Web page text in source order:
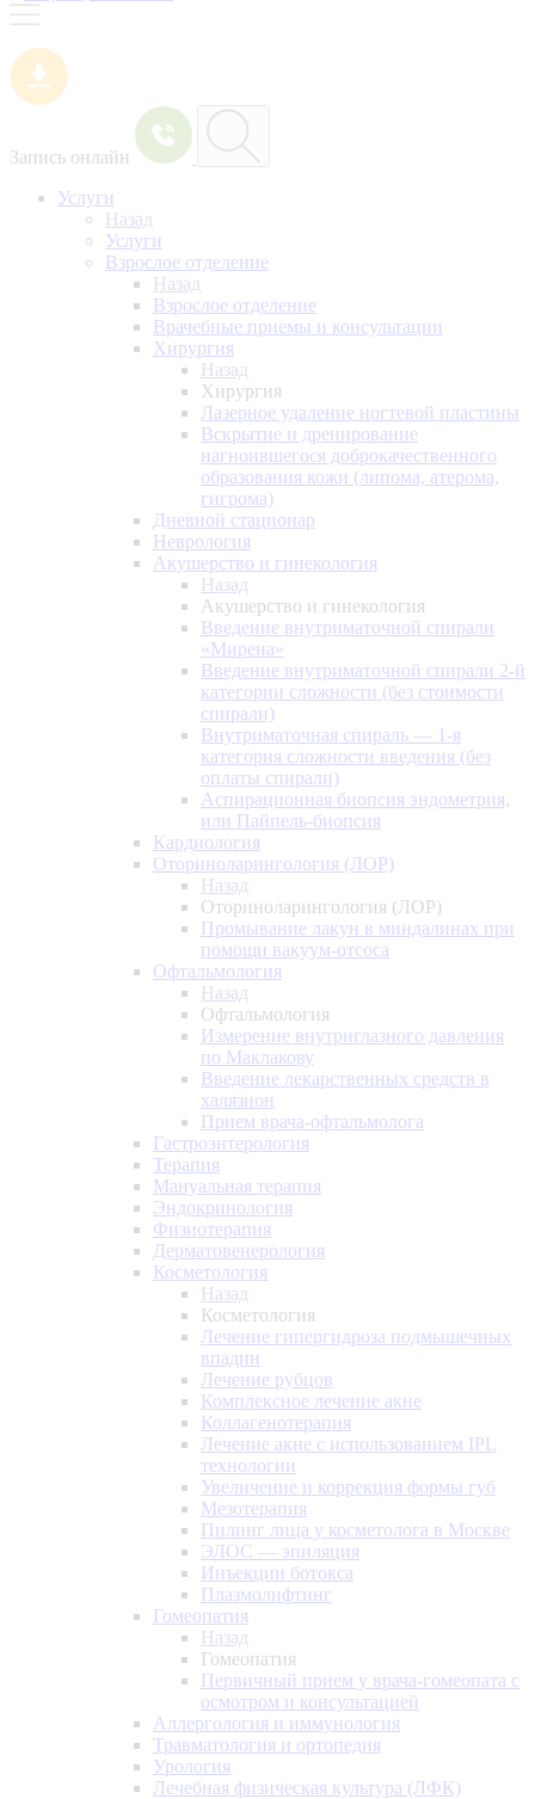
Запись онлайн
Услуги
Назад
Услуги
Взрослое отделение
Назад
Взрослое отделение
Врачебные приемы и консультации
Хирургия
Назад
Хирургия
Лазерное удаление ногтевой пластины
Вскрытие и дренирование
нагноившегося доброкачественного
образования кожи (липома, атерома,
гигрома)
Дневной стационар
Неврология
Акушерство и гинекология
Назад
Акушерство и гинекология
Введение внутриматочной спирали
«Мирена»
Введение внутриматочной спирали 2-й
категории сложности (без стоимости
спирали)
Внутриматочная спираль — 1-я
категория сложности введения (без
оплаты спирали)
Аспирационная биопсия эндометрия,
или Пайпель-биопсия
Кардиология
Оториноларингология (ЛОР)
Назад
Оториноларингология (ЛОР)
Промывание лакун в миндалинах при
помощи вакуум-отсоса
Офтальмология
Назад
Офтальмология
Измерение внутриглазного давления
по Маклакову
Введение лекарственных средств в
халязион
Прием врача-офтальмолога
Гастроэнтерология
Терапия
Мануальная терапия
Эндокринология
Физиотерапия
Дерматовенерология
Косметология
Назад
Косметология
Лечение гипергидроза подмышечных
впадин
Лечение рубцов
Комплексное лечение акне
Коллагенотерапия
Лечение акне с использованием IPL
технологии
Увеличение и коррекция формы губ
Мезотерапия
Пилинг лица у косметолога в Москве
ЭЛОС — эпиляция
Инъекции ботокса
Плазмолифтинг
Гомеопатия
Назад
Гомеопатия
Первичный прием у врача-гомеопата с
осмотром и консультацией
Аллергология и иммунология
Травматология и ортопедия
Урология
Лечебная физическая культура (ЛФК)